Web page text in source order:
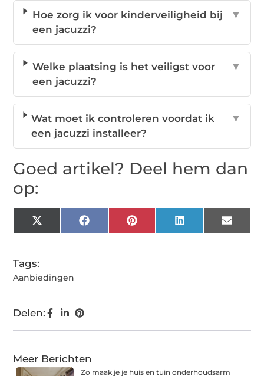
Hoe zorg ik voor kinderveiligheid bij
een jacuzzi?
▼
Welke plaatsing is het veiligst voor
een jacuzzi?
▼
Wat moet ik controleren voordat ik
een jacuzzi installeer?
▼
Goed artikel? Deel hem dan
op:
X
(Twitter)
FacebookPinterestLinkedIn Email
Tags:
Aanbiedingen
Delen:
Meer Berichten
Zo maak je je huis en tuin onderhoudsarm